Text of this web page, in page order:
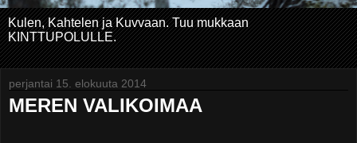
Kulen, Kahtelen ja Kuvvaan. Tuu mukkaan
KINTTUPOLULLE.
perjantai 15. elokuuta 2014
MEREN VALIKOIMAA